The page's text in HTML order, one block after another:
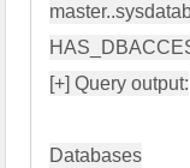
[+] Query output:
Databases